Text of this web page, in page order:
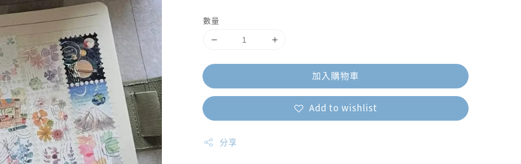
數量
加入購物車
Add to wishlist
分享